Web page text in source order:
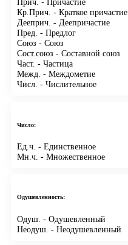
Кр.Прич. - Краткое причастие
Дееприч. - Деепричастие
Пред. - Предлог
Союз - Союз
Сост.союз - Составной союз
Част. - Частица
Межд. - Междометие
Числ. - Числительное
Число:
Ед.ч. - Единственное
Мн.ч. - Множественное
Одушевленность:
Одуш. - Одушевленный
Неодуш. - Неодушевленный